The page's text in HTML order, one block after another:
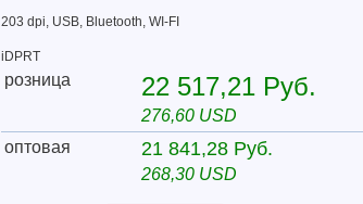
203 dpi, USB, Bluetooth, WI-FI
iDPRT
розница 22 517,21 Руб.
276,60 USD
оптовая
21 841,28 Руб.
268,30 USD